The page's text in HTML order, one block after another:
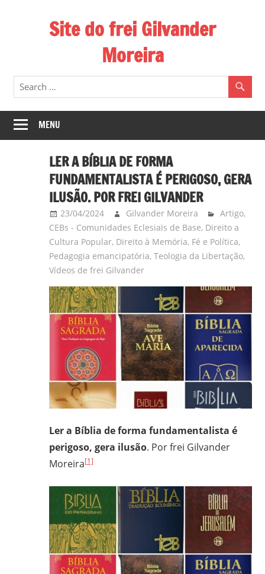
Site do frei Gilvander
Moreira
Esse
site
frei
Gilvander
atuação
militância
carmelita;
Filosofia
bacharel
Ciências
MENU
LER A BÍBLIA DE FORMA
FUNDAMENTALISTA É PERIGOSO, GERA
ILUSÃO. POR FREI GILVANDER
23/04/2024 Gilvander Moreira Artigo,
CEBs - Comunidades Eclesiais de Base, Direito a
Cultura Popular, Direito à Memória, Fé e Política,
Pedagogia emancipatória, Teologia da Libertação,
Vídeos de frei Gilvander
Ler a Bíblia de forma fundamentalista é
perigoso, gera ilusão. Por frei Gilvander
Moreira[1]